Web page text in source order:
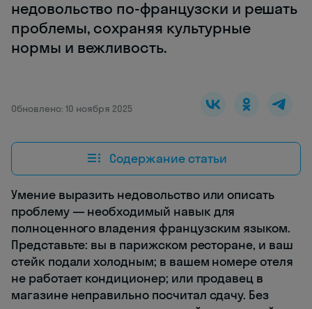
недовольство по-французски и решать
проблемы, сохраняя культурные
нормы и вежливость.
Обновлено: 10 ноября 2025
Содержание статьи
Умение выразить недовольство или описать
проблему — необходимый навык для
полноценного владения французским языком.
Представьте: вы в парижском ресторане, и ваш
стейк подали холодным; в вашем номере отеля
не работает кондиционер; или продавец в
магазине неправильно посчитал сдачу. Без